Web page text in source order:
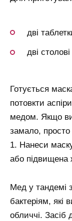
дві
дві
Готується
потовкти
медом. Якщо
замало, просто
1. Нанеси
або підвищена
Мед у тандемі
бактеріям, які
обличчі. Засіб